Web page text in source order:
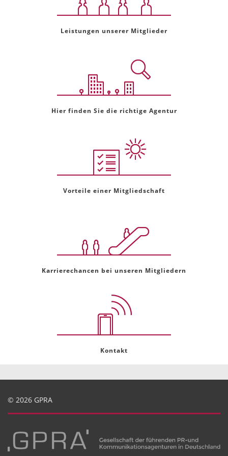
Leistungen unserer Mitglieder
Hier finden Sie die richtige Agentur
Vorteile einer Mitgliedschaft
Karrierechancen bei unseren Mitgliedern
Kontakt
© 2026 GPRA